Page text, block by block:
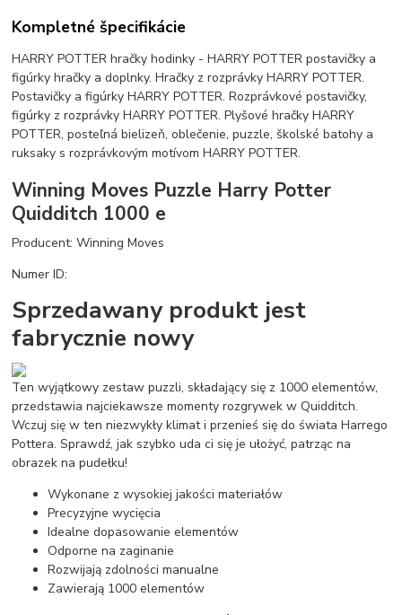
Kompletné špecifikácie
HARRY POTTER hračky hodinky - HARRY POTTER postavičky a
figúrky hračky a doplnky. Hračky z rozprávky HARRY POTTER.
Postavičky a figúrky HARRY POTTER. Rozprávkové postavičky,
figúrky z rozprávky HARRY POTTER. Plyšové hračky HARRY
POTTER, posteľná bielizeň, oblečenie, puzzle, školské batohy a
ruksaky s rozprávkovým motívom HARRY POTTER.
Winning Moves Puzzle Harry Potter
Quidditch 1000 e
Producent: Winning Moves
Numer ID:
Sprzedawany produkt jest
fabrycznie nowy
Ten wyjątkowy zestaw puzzli, składający się z 1000 elementów,
przedstawia najciekawsze momenty rozgrywek w Quidditch.
Wczuj się w ten niezwykły klimat i przenieś się do świata Harrego
Pottera. Sprawdź, jak szybko uda ci się je ułożyć, patrząc na
obrazek na pudełku!
Wykonane z wysokiej jakości materiałów
Precyzyjne wycięcia
Idealne dopasowanie elementów
Odporne na zaginanie
Rozwijają zdolności manualne
Zawierają 1000 elementów